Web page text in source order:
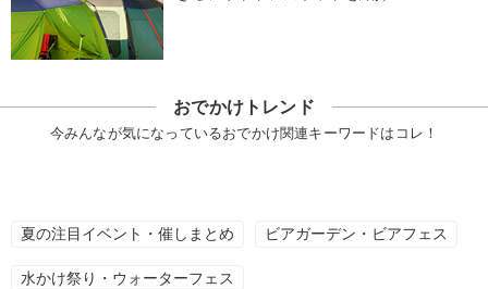
おでかけトレンド
今みんなが気になっているおでかけ関連キーワードはコレ！
夏の注目イベント・催しまとめ ビアガーデン・ビアフェス
水かけ祭り・ウォーターフェス